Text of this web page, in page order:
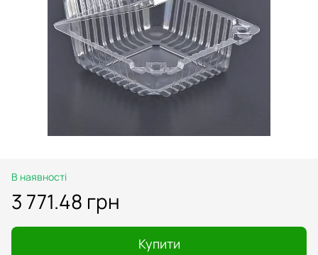
В наявності
3 771.48 грн
Купити